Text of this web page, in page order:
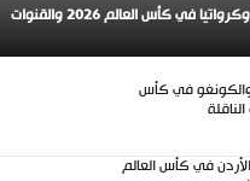
موعد مباراة إنجلترا وكرواتيا في كأس العالم 2026 والقنوات
والكونغو في كأس
في كأس العالم